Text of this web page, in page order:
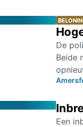
De
Beide
Een